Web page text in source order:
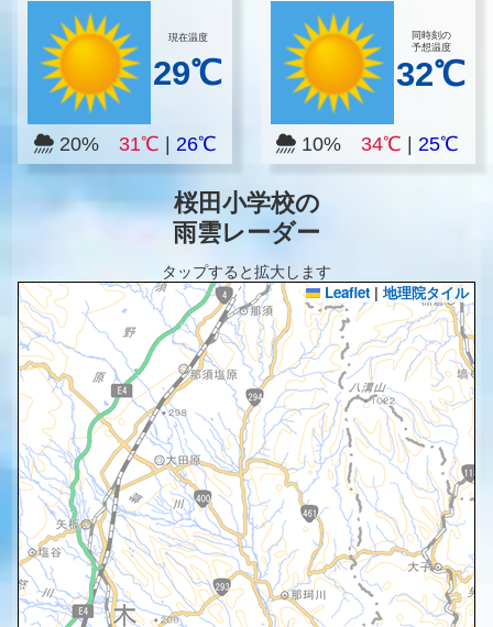
現在温度
29℃
20% 31℃ 26℃
同時刻の
予想温度
32℃
10%34℃ |25℃
桜田小学校の
雨雲レーダー
タップすると拡大します
Leaflet | 地理院タイル